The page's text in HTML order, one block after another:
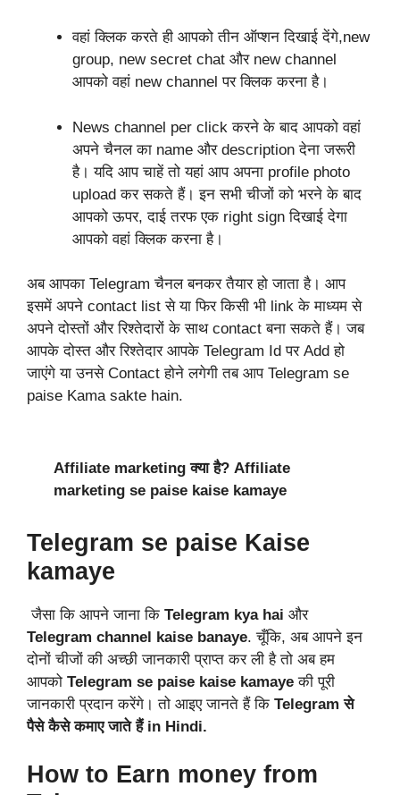
वहां क्लिक करते ही आपको तीन ऑप्शन दिखाई देंगे,new
group, new secret chat और new channel
आपको वहां new channel पर क्लिक करना है।
News channel per click करने के बाद आपको वहां
अपने चैनल का name और description देना जरूरी
है। यदि आप चाहें तो यहां आप अपना profile photo
upload कर सकते हैं। इन सभी चीजों को भरने के बाद
आपको ऊपर, दाई तरफ एक right sign दिखाई देगा
आपको वहां क्लिक करना है।
अब आपका Telegram चैनल बनकर तैयार हो जाता है। आप
इसमें अपने contact list से या फिर किसी भी link के माध्यम से
अपने दोस्तों और रिश्तेदारों के साथ contact बना सकते हैं। जब
आपके दोस्त और रिश्तेदार आपके Telegram Id पर Add हो
जाएंगे या उनसे Contact होने लगेगी तब आप Telegram se
paise Kama sakte hain.
Affiliate marketing क्या है? Affiliate
marketing se paise kaise kamaye
Telegram se paise Kaise
kamaye
जैसा कि आपने जाना कि Telegram kya hai और
Telegram channel kaise banaye. चूँकि, अब आपने इन
दोनों चीजों की अच्छी जानकारी प्राप्त कर ली है तो अब हम
आपको Telegram se paise kaise kamaye की पूरी
जानकारी प्रदान करेंगे। तो आइए जानते हैं कि Telegram से
पैसे कैसे कमाए जाते हैं in Hindi.
How to Earn money from